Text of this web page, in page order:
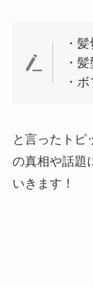
・
・
・
と言ったトピ
の真相や話題
いきます！